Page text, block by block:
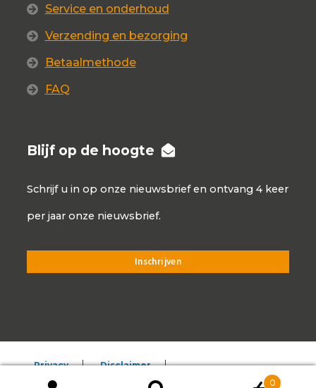
Service en onderhoud
Verzending en bezorging
Betaalmethode
FAQ
Blijf op de hoogte
Schrijf u in op onze nieuwsbrief en ontvang 4 keer
per jaar onze nieuwsbrief.
0
Privacy
Disclaimer
Algemene voorwaarden